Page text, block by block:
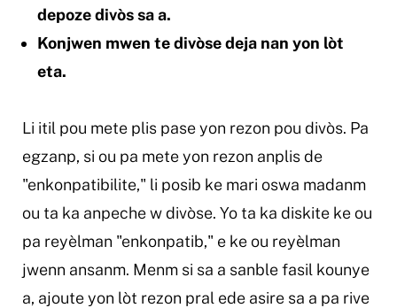
depoze divòs sa a.
Konjwen mwen te divòse deja nan yon lòt
eta.
Li itil pou mete plis pase yon rezon pou divòs. Pa
egzanp, si ou pa mete yon rezon anplis de
"enkonpatibilite," li posib ke mari oswa madanm
ou ta ka anpeche w divòse. Yo ta ka diskite ke ou
pa reyèlman "enkonpatib," e ke ou reyèlman
jwenn ansanm. Menm si sa a sanble fasil kounye
a, ajoute yon lòt rezon pral ede asire sa a pa rive